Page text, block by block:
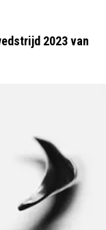
2023 van